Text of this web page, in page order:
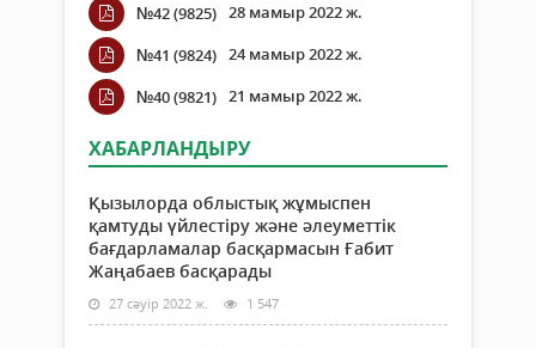
№42 (9825) 28 мамыр 2022 ж.
№41 (9824) 24 мамыр 2022 ж.
№40 (9821) 21 мамыр 2022 ж.
ХАБАРЛАНДЫРУ
Қызылорда облыстық жұмыспен
қамтуды үйлестіру және әлеуметтік
бағдарламалар басқармасын Ғабит
Жаңабаев басқарады
27 сәуір 2022 ж. 1 547